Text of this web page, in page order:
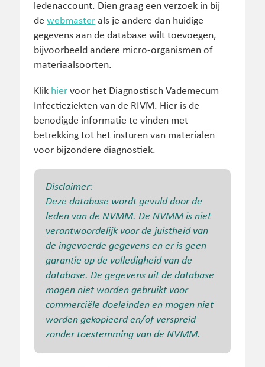
ledenaccount. Dien graag een verzoek in bij
dewebmaster als je andere dan huidige
gegevens aan de database wilt toevoegen,
bijvoorbeeld andere micro-organismen of
materiaalsoorten.
Klik hier voor het Diagnostisch Vademecum
Infectieziekten van de RIVM. Hier is de
benodigde informatie te vinden met
betrekking tot het insturen van materialen
voor bijzondere diagnostiek.
Disclaimer:
Deze database wordt gevuld door de
leden van de NVMM. De NVMM is niet
verantwoordelijk voor de juistheid van
de ingevoerde gegevens en er is geen
garantie op de volledigheid van de
database. De gegevens uit de database
mogen niet worden gebruikt voor
commerciële doeleinden en mogen niet
worden gekopieerd en/of verspreid
zonder toestemming van de NVMM.